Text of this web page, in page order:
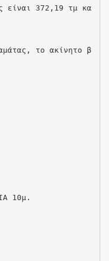
είναι 372,19 τμ κα
το ακίνητο β
10μ.